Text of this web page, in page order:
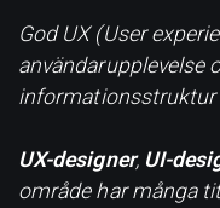
God UX (User
användarupplevelse
informationsstruktur
UX-designer, UI-
område har många